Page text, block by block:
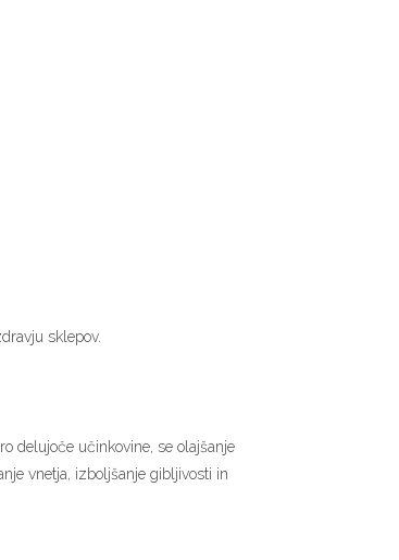
sklepov.
delujoče učinkovine, se olajšanje
vnetja, izboljšanje gibljivosti in